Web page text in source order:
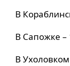
В
В Сапожке –
В